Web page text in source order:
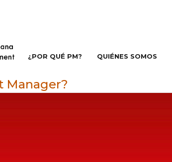
¿POR QUÉ PM? QUIÉNES SOMOS
Manager?